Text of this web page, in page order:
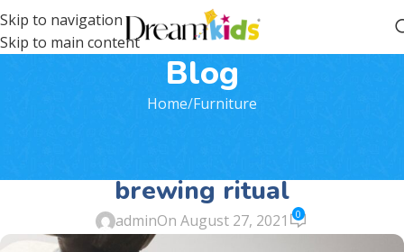
Skip to navigation
Skip to main content
Blog
Home Furniture
brewing ritual
adminOn August 27, 2021 0